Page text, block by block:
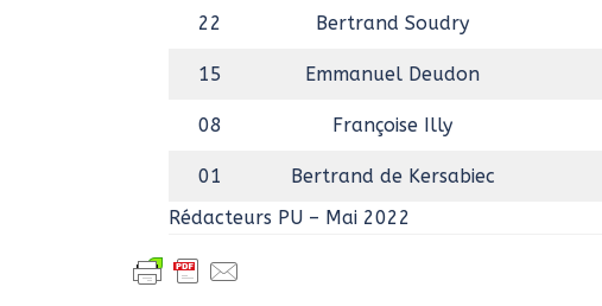
22 Bertrand Soudry
15 Emmanuel Deudon
08 Françoise Illy
01 Bertrand de Kersabiec
Rédacteurs PU – Mai 2022